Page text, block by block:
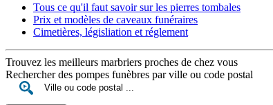
Tous ce qu'il faut savoir sur les pierres tombales
Prix et modèles de caveaux funéraires
Cimetières, législiation et réglement
Trouvez les meilleurs marbriers proches de chez vous
Rechercher des pompes funèbres par ville ou code postal